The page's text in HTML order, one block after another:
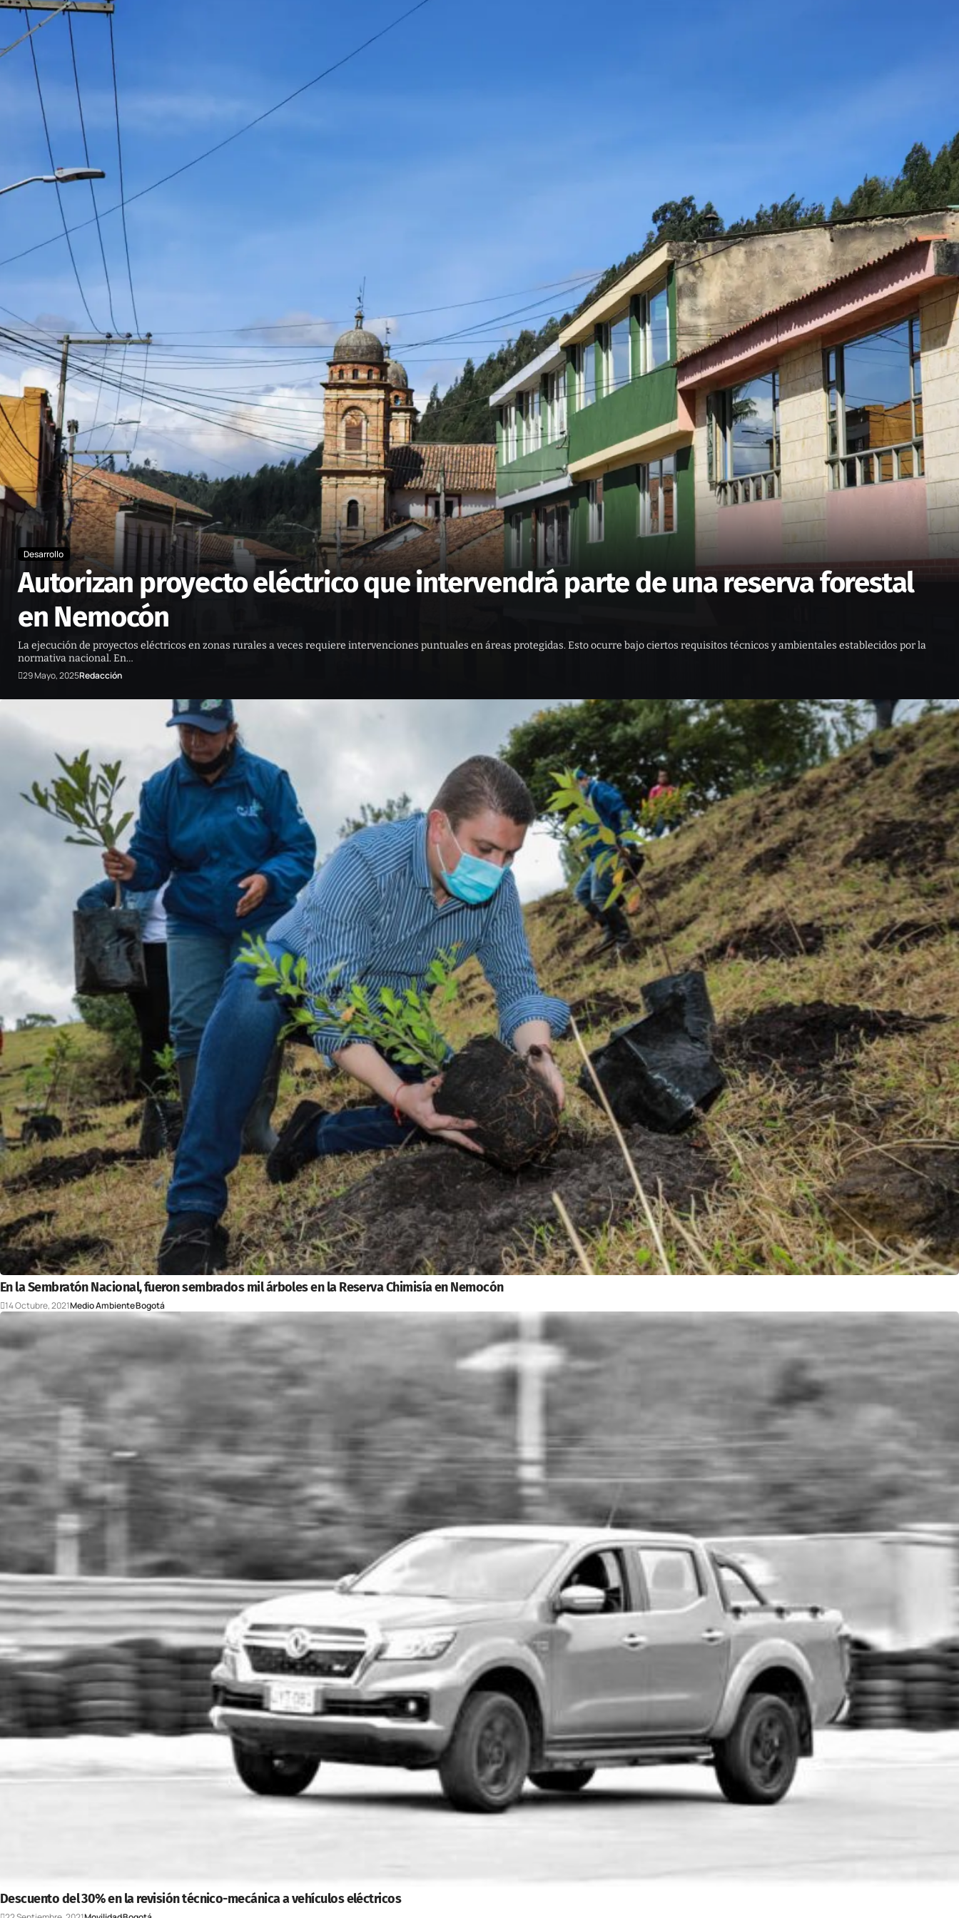
Desarrollo
Autorizan proyecto eléctrico que intervendrá parte de una reserva forestal
en Nemocón
La ejecución de proyectos eléctricos en zonas rurales a veces requiere intervenciones puntuales en áreas protegidas. Esto ocurre bajo ciertos requisitos técnicos y ambientales establecidos por la
normativa nacional. En…
29 Mayo, 2025Redacción
En la Sembratón Nacional, fueron sembrados mil árboles en la Reserva Chimisía en Nemocón
14 Octubre, 2021Medio AmbienteBogotá
Descuento del 30% en la revisión técnico-mecánica a vehículos eléctricos